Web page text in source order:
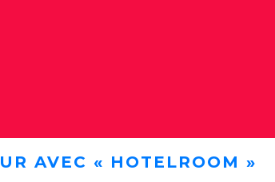
AVEC « HOTELROOM »